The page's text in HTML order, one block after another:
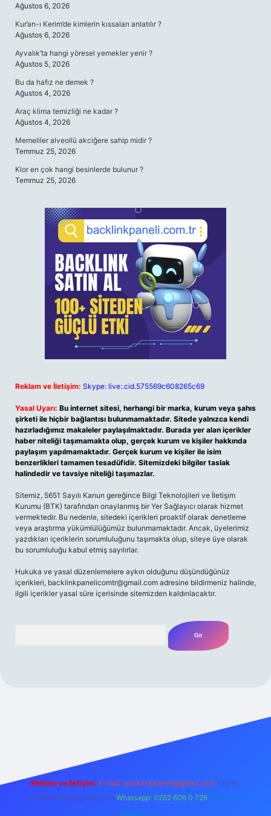
Ağustos 6, 2026
Kur’an-ı Kerim’de kimlerin kıssaları anlatılır ?
Ağustos 6, 2026
Ayvalık’ta hangi yöresel yemekler yenir ?
Ağustos 5, 2026
Bu da hafız ne demek ?
Ağustos 4, 2026
Araç klima temizliği ne kadar ?
Ağustos 4, 2026
Memeliler alveollü akciğere sahip midir ?
Temmuz 25, 2026
Klor en çok hangi besinlerde bulunur ?
Temmuz 25, 2026
Reklam ve İletişim: Skype: live:.cid.575569c608265c69
Yasal Uyarı: Bu internet sitesi, herhangi bir marka, kurum veya şahıs
şirketi ile hiçbir bağlantısı bulunmamaktadır. Sitede yalnızca kendi
hazırladığımız makaleler paylaşılmaktadır. Burada yer alan içerikler
haber niteliği taşımamakta olup, gerçek kurum ve kişiler hakkında
paylaşım yapılmamaktadır. Gerçek kurum ve kişiler ile isim
benzerlikleri tamamen tesadüfidir. Sitemizdeki bilgiler taslak
halindedir ve tavsiye niteliği taşımazlar.
Sitemiz, 5651 Sayılı Kanun gereğince Bilgi Teknolojileri ve İletişim
Kurumu (BTK) tarafından onaylanmış bir Yer Sağlayıcı olarak hizmet
vermektedir. Bu nedenle, sitedeki içerikleri proaktif olarak denetleme
veya araştırma yükümlülüğümüz bulunmamaktadır. Ancak, üyelerimiz
yazdıkları içeriklerin sorumluluğunu taşımakta olup, siteye üye olarak
bu sorumluluğu kabul etmiş sayılırlar.
Hukuka ve yasal düzenlemelere aykırı olduğunu düşündüğünüz
içerikleri, backlinkpanelicomtr@gmail.com adresine bildirmeniz halinde,
ilgili içerikler yasal süre içerisinde sitemizden kaldırılacaktır.
m elexbet
Reklam ve İletişim: E-mail: backlinkpaneli@gmail.com Teams:
forumhizmeti@gmail.com Whatsapp: 0262 606 0 726 Telegram:
@karabul